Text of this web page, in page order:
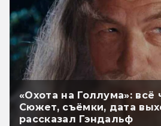
«Охота на Голлума»: всё
Сюжет, съёмки, дата
рассказал Гэндальф